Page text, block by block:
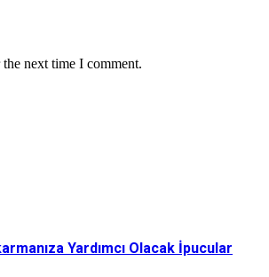
next time I comment.
Yardımcı Olacak İpucular